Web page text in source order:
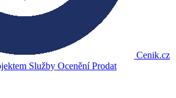
Cenik.cz
Služby OceněníProdat